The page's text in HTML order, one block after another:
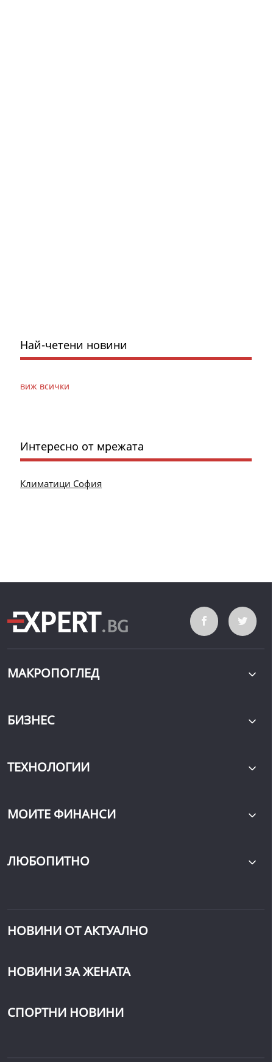
Най-четени новини
виж всички
Интересно от мрежата
Климатици София
МАКРОПОГЛЕД
БИЗНЕС
ТЕХНОЛОГИИ
МОИТЕ ФИНАНСИ
ЛЮБОПИТНО
НОВИНИ ОТ АКТУАЛНО
НОВИНИ ЗА ЖЕНАТА
СПОРТНИ НОВИНИ